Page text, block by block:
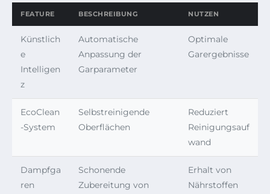
FEATURE BESCHREIBUNG NUTZEN
Künstlich
e
Intelligen
z
Automatische
Anpassung der
Garparameter
Optimale
Garergebnisse
EcoClean
-System
Selbstreinigende
Oberflächen
Reduziert
Reinigungsauf
wand
Dampfga
ren
Schonende
Zubereitung von
Erhalt von
Nährstoffen